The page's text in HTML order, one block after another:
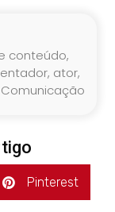
conteúdo,
ator,
Comunicação
Pinterest